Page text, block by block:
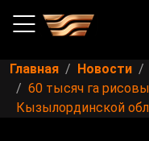
Главная Новости
60 тысяч га
Кызылординской